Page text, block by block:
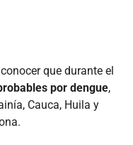
que durante el
por dengue,
Cauca, Huila y